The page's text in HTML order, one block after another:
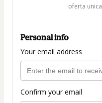
oferta unica
Personal info
Your email address
Confirm your email